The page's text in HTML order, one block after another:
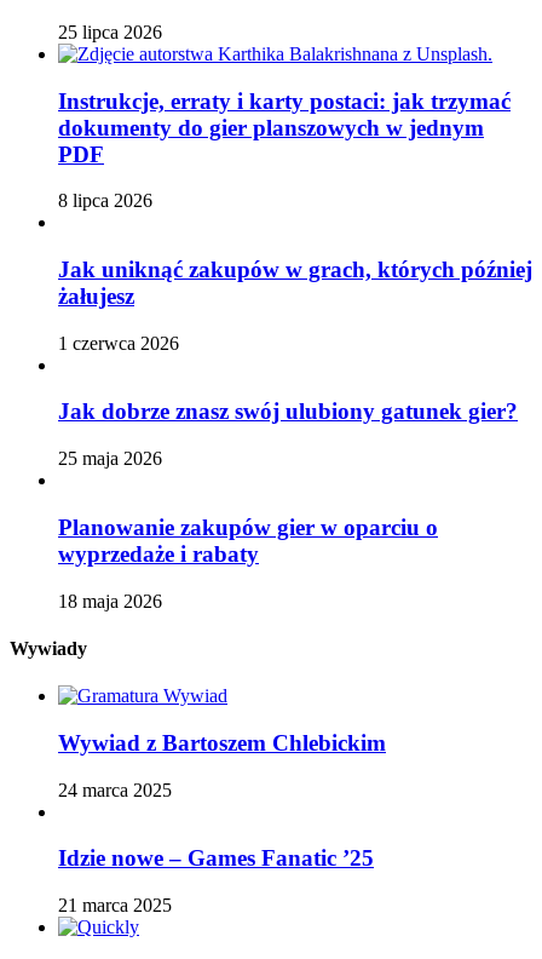
25 lipca 2026
Instrukcje, erraty i karty postaci: jak trzymać
dokumenty do gier planszowych w jednym
PDF
8 lipca 2026
Jak uniknąć zakupów w grach, których później
żałujesz
1 czerwca 2026
Jak dobrze znasz swój ulubiony gatunek gier?
25 maja 2026
Planowanie zakupów gier w oparciu o
wyprzedaże i rabaty
18 maja 2026
Wywiady
Wywiad z Bartoszem Chlebickim
24 marca 2025
Idzie nowe – Games Fanatic ’25
21 marca 2025